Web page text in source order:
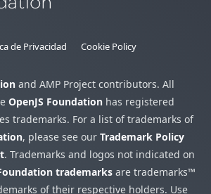
de Privacidad Cookie Policy
and AMP Project contributors. All
OpenJS Foundation has registered
trademarks. For a list of trademarks of
, please see our Trademark Policy
. Trademarks and logos not indicated on
trademarks are trademarks™
of their respective holders. Use